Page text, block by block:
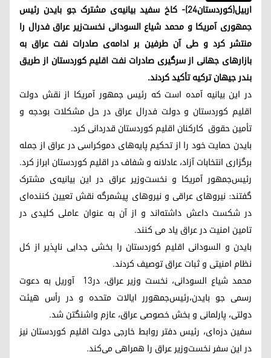
اربیل(کوردستان٢۴)- کاخ سفید بیانیه‌ی مشترک جو بایدن رئیس
جمهوری آمریکا و محمد شیاع السودانی نخست‌زیر عراق فدرال را
منتشر کرد و طی آن طرفین بر ادامه‌ی صادرات نفت عراق به
بازار‌های جهانی از سرگیری صادرات نفت اقلیم کوردستان از طریق
بندر جیهان ترکیه تأکید کردند.
در این بیانیه آمده است که رئیس جمهور آمریکا از نقش دولت
اقلیم کوردستان و دولت فدرال عراق در حل مشکلات بودجه و
تأمین حقوق کارکنان اقلیم کوردستان قدردانی کرد.
بایدن حمایت خود را از تحکیم پایه‌های دموکراسی در عراق از جمله
برگزاری انتخابات آزاد، عادلانه و شفاف در اقلیم کوردستان ابراز کرد.
رئیس‌جمهور آمریکا و نخست‌وزیر عراق در این بیانیه‌ی مشترک
گفتند: نیروهای عراقی و نیروهای پیشمرگه نقش تعیین کننده‌ای
در شکست داعش داشته‌اند و از آن به عنوان عاملی کلیدی در
تامین امنیت در عراق یاد می کنند.
بایدن و السودانی اقلیم کوردستان را بخشی جدایی ناپذیر از کل
نظام امنیتی و ثبات عراق توصیف کردند.
محمد شیاع السودانی، نخست وزیر عراق، در۱۳ آوریل به دعوت
رسمی جو بایدن،رئیس‌جمهورر ایالات متحده و در رأس هیئت
دولتی، پارلمانی و بخش خصوصی عراق، عازم واشنگتن شد.
سفین دزه‌ای، رئیس دفتر روابط خارجی دولت اقلیم کوردستان نیز
در این سفر نخست‌وزیر عراق را همراهی می‌کند.